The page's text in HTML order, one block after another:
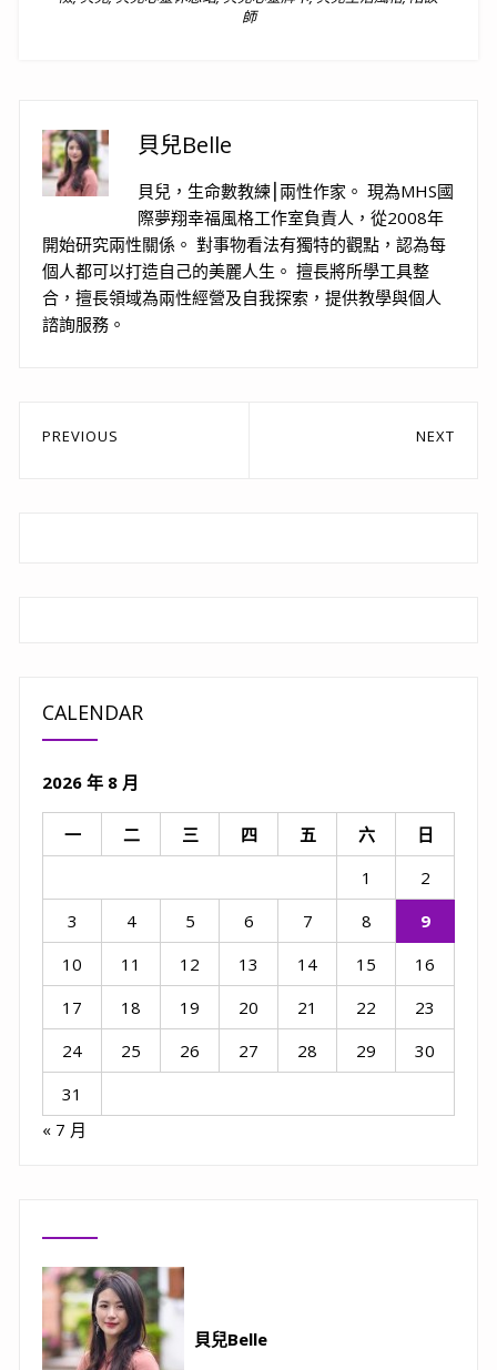
師
貝兒Belle
貝兒，生命數教練⎮兩性作家。 現為MHS國
際夢翔幸福風格工作室負責人，從2008年
開始研究兩性關係。 對事物看法有獨特的觀點，認為每
個人都可以打造自己的美麗人生。 擅長將所學工具整
合，擅長領域為兩性經營及自我探索，提供教學與個人
諮詢服務。
文
PREVIOUS NEXT
CALENDAR
2026 年 8 月
一 二 三 四 五 六
日
1
2
3
4 5 6 7 8
9
10
11 12 13 14 15
16
17
18 19 20 21 22
23
24
25 26 27 28 29
30
31
« 7 月
貝兒Belle